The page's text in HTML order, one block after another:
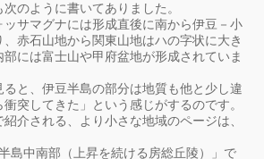
のように書いてありました。
ッサマグナには形成直後に南から伊豆－小
赤石山地から関東山地はハの字状に大き
部には富士山や甲府盆地が形成されていま
と、伊豆半島の部分は地質も他と少し違
突してきた」という感じがするのです。
介される、より小さな地域のページは、
島中南部（上昇を続ける房総丘陵）」で